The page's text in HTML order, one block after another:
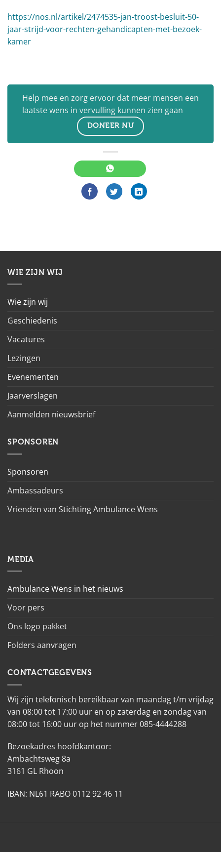
https://nos.nl/artikel/2474535-jan-troost-besluit-50-
jaar-strijd-voor-rechten-gehandicapten-met-bezoek-
kamer
Help mee en zorg ervoor dat meer mensen een
laatste wens in vervulling kunnen zien gaan
DONEER NU
WIE ZIJN WIJ
Wie zijn wij
Geschiedenis
Vacatures
Lezingen
Evenementen
Jaarverslagen
Aanmelden nieuwsbrief
SPONSOREN
Sponsoren
Ambassadeurs
Vrienden van Stichting Ambulance Wens
MEDIA
Ambulance Wens in het nieuws
Voor pers
Ons logo pakket
Folders aanvragen
CONTACTGEGEVENS
Wij zijn telefonisch bereikbaar van maandag t/m vrijdag
van 08:00 tot 17:00 uur en op zaterdag en zondag van
08:00 tot 16:00 uur op het nummer 085-4444288
Bezoekadres hoofdkantoor:
Ambachtsweg 8a
3161 GL Rhoon
IBAN: NL61 RABO 0112 92 46 11